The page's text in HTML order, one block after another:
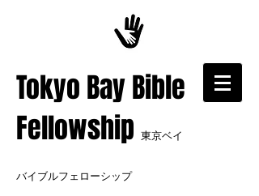
​Tokyo Bay Bible
Fellowship 東京ベイ
バイブルフェローシップ